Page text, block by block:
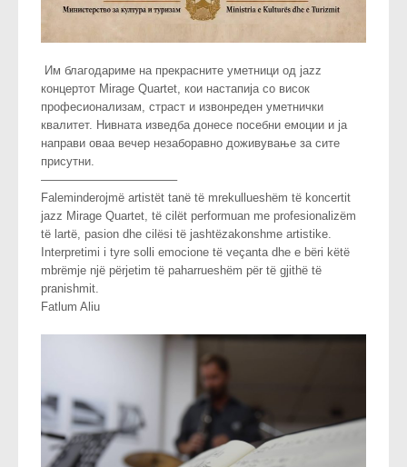
Им благодариме на прекрасните уметници од jazz
концертот Mirage Quartet, кои настапија со висок
професионализам, страст и извонреден уметнички
квалитет. Нивната изведба донесе посебни емоции и ја
направи оваа вечер незаборавно доживување за сите
присутни.
———————————–
Faleminderojmë artistët tanë të mrekullueshëm të koncertit
jazz Mirage Quartet, të cilët performuan me profesionalizëm
të lartë, pasion dhe cilësi të jashtëzakonshme artistike.
Interpretimi i tyre solli emocione të veçanta dhe e bëri këtë
mbrëmje një përjetim të paharrueshëm për të gjithë të
pranishmit.
Fatlum Aliu